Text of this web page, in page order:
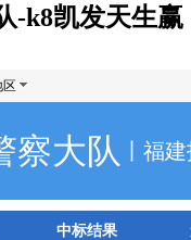
-k8凯发天生赢
区
察大队 丨福
中标结果